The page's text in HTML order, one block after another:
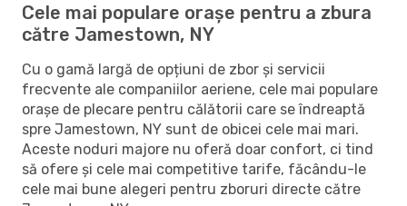
Cele mai populare orașe pentru a zbura
către Jamestown, NY
Cu o gamă largă de opțiuni de zbor și servicii
frecvente ale companiilor aeriene, cele mai populare
orașe de plecare pentru călătorii care se îndreaptă
spre Jamestown, NY sunt de obicei cele mai mari.
Aceste noduri majore nu oferă doar confort, ci tind
să ofere și cele mai competitive tarife, făcându-le
cele mai bune alegeri pentru zboruri directe către